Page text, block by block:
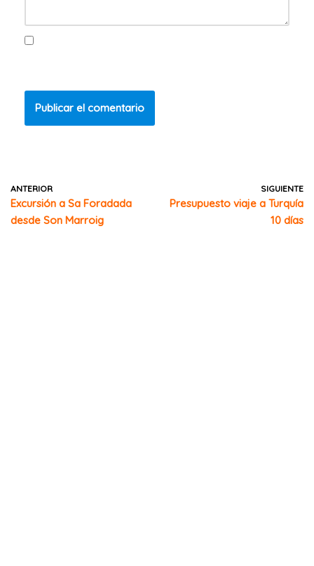
ANTERIOR
Excursión a Sa Foradada
desde Son Marroig
SIGUIENTE
Presupuesto viaje a Turquía
10 días